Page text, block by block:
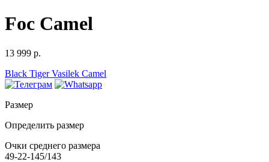
Foc Camel
13 999 р.
Black Tiger Vasilek Camel
Размер
Определить размер
Очки среднего размера
49-22-145/143